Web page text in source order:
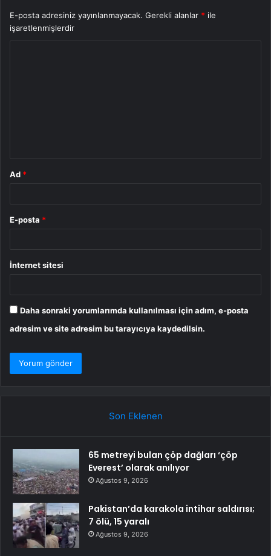
E-posta adresiniz yayınlanmayacak. Gerekli alanlar * ile
işaretlenmişlerdir
Ad *
E-posta *
İnternet sitesi
Daha sonraki yorumlarımda kullanılması için adım, e-posta
adresim ve site adresim bu tarayıcıya kaydedilsin.
Son Eklenen
65 metreyi bulan çöp dağları ‘çöp
Everest’ olarak anılıyor
Ağustos 9, 2026
Pakistan’da karakola intihar saldırısı;
7 ölü, 15 yaralı
Ağustos 9, 2026